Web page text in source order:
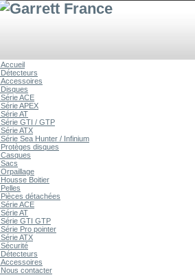
Accueil
Détecteurs
Accessoires
Disques
Série ACE
Série APEX
Série AT
Série GTI / GTP
Série ATX
Série Sea Hunter / Infinium
Protèges disques
Casques
Sacs
Orpaillage
Housse Boitier
Pelles
Pièces détachées
Série ACE
Série AT
Série GTI GTP
Série Pro pointer
Série ATX
Sécurité
Détecteurs
Accessoires
Nous contacter